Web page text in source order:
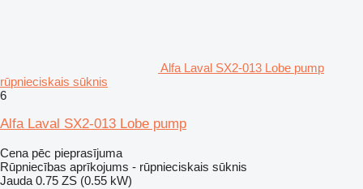
Alfa Laval SX2-013 Lobe pump
rūpnieciskais sūknis
6
Alfa Laval SX2-013 Lobe pump
Cena pēc pieprasījuma
Rūpniecības aprīkojums - rūpnieciskais sūknis
Jauda 0.75 ZS (0.55 kW)